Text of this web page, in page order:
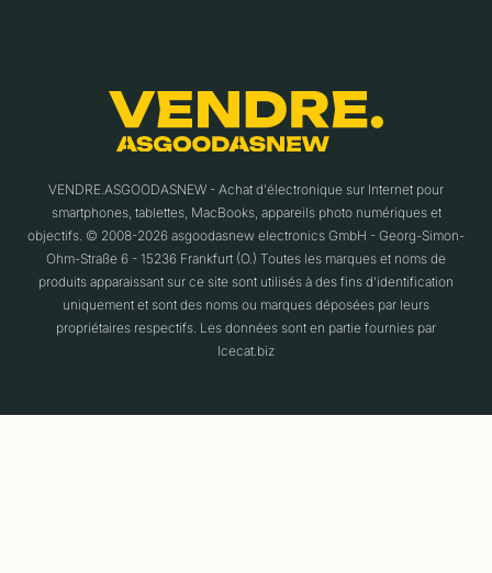
VENDRE.ASGOODASNEW - Achat d'électronique sur Internet pour
smartphones, tablettes, MacBooks, appareils photo numériques et
objectifs. © 2008-2026 asgoodasnew electronics GmbH - Georg-Simon-
Ohm-Straße 6 - 15236 Frankfurt (O.) Toutes les marques et noms de
produits apparaissant sur ce site sont utilisés à des fins d'identification
uniquement et sont des noms ou marques déposées par leurs
propriétaires respectifs. Les données sont en partie fournies par
Icecat.biz